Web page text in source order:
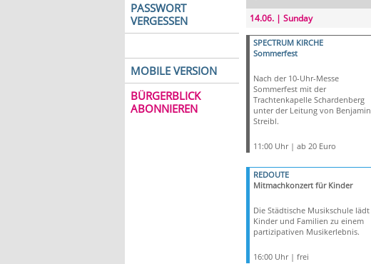
PASSWORT
VERGESSEN
MOBILE VERSION
BÜRGERBLICK
ABONNIEREN
14.06. | Sunday
SPECTRUM KIRCHE
Sommerfest
Nach der 10-Uhr-Messe
Sommerfest mit der
Trachtenkapelle Schardenberg
unter der Leitung von Benjamin
Streibl.
11:00 Uhr | ab 20 Euro
REDOUTE
Mitmachkonzert für Kinder
Die Städtische Musikschule lädt
Kinder und Familien zu einem
partizipativen Musikerlebnis.
16:00 Uhr | frei